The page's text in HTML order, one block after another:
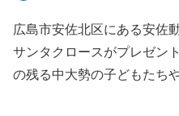
広島市安佐北区にある安佐
サンタクロースがプレゼン
の残る中大勢の子どもたち